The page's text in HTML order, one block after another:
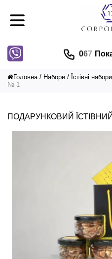
067
Головна Набори Їстівні набори
№ 1
ПОДАРУНКОВИЙ